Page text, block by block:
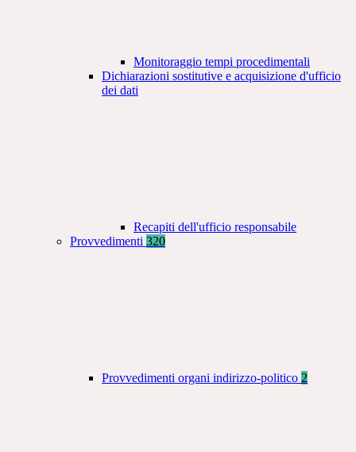
Monitoraggio tempi procedimentali
Dichiarazioni sostitutive e acquisizione d'ufficio
dei dati
Recapiti dell'ufficio responsabile
Provvedimenti 320
Provvedimenti organi indirizzo-politico 2